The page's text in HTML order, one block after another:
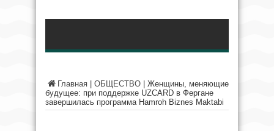
Главная ОБЩЕСТВО
Женщины, меняющие
будущее: при поддержке UZCARD в Фергане
завершилась программа Hamroh Biznes Maktabi